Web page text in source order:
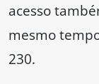
acesso
mesmo
230.